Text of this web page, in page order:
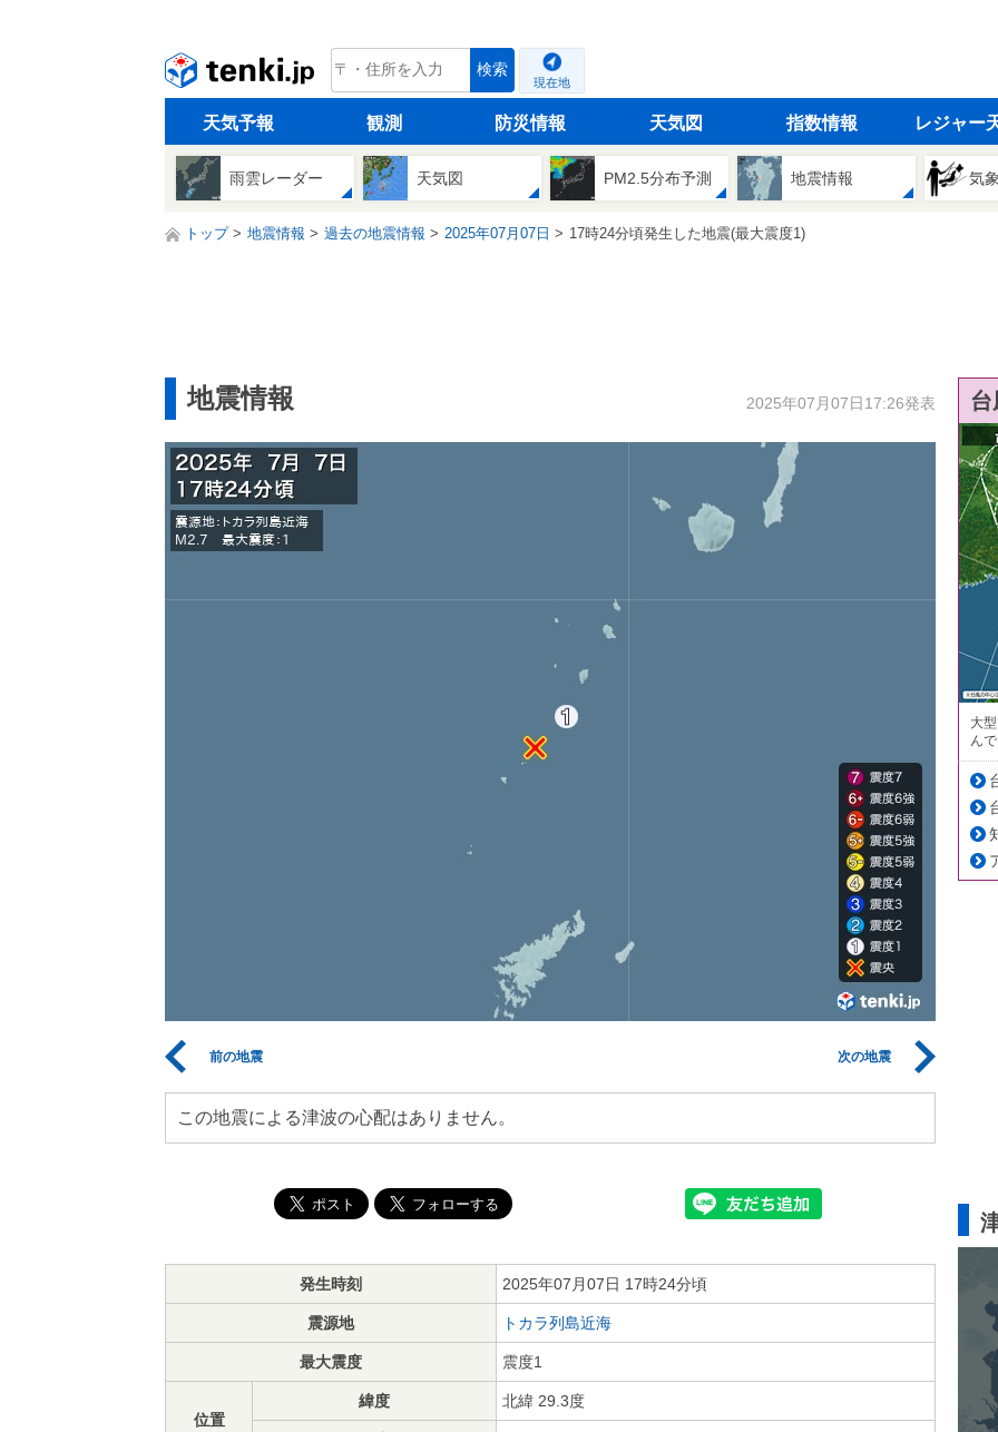
tenki.jp 検索
現在地
天気予報 観測 防災情報 天気図 指数情報 レジャー
雨雲レーダー 天気図 PM2.5分布予測 地震情報 気
トップ 地震情報 過去の地震情報 2025年07月07日 17時24分頃発生した地震(最大震度1)
地震情報 2025年07月07日17:26発表
前の地震 次の地震
この地震による津波の心配はありません。
発生時刻 2025年07月07日 17時24分頃
震源地 トカラ列島近海
最大震度 震度1
位置
緯度 北緯 29.3度
大
ん